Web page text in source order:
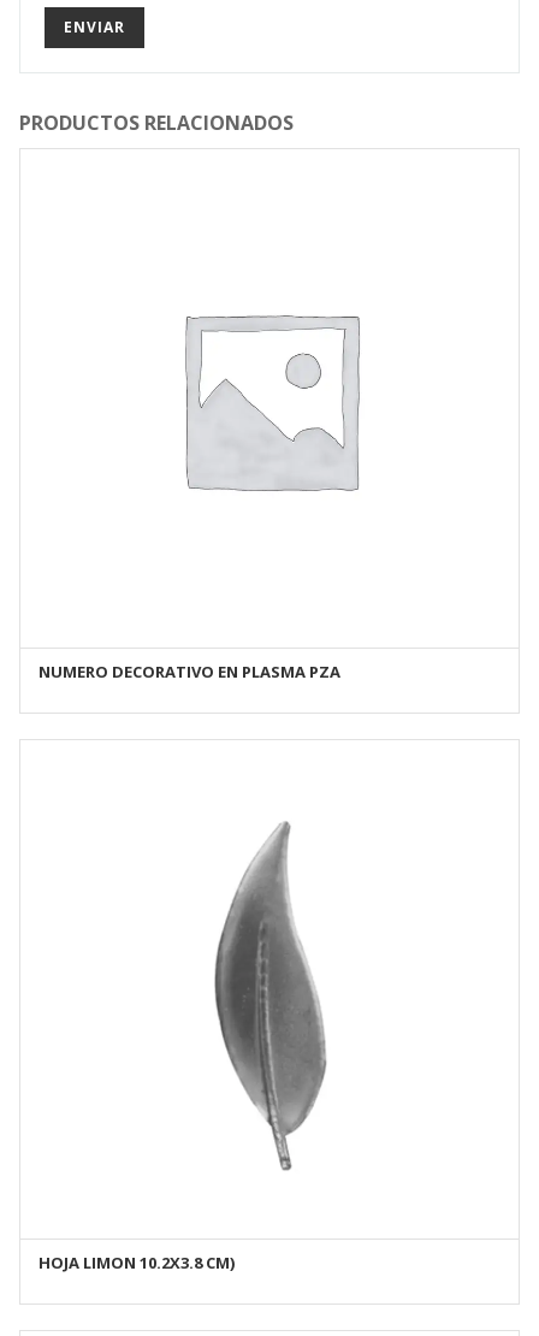
PRODUCTOS RELACIONADOS
AÑADIR AL CARRITO
NUMERO DECORATIVO EN PLASMA PZA
AÑADIR AL CARRITO
HOJA LIMON 10.2X3.8 CM)